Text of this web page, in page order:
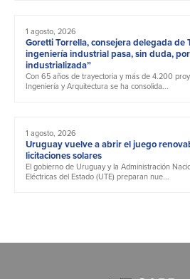
1 agosto, 2026
Goretti Torrella, consejera delegada de
ingeniería industrial pasa, sin duda,
industrializada”
Con 65 años de trayectoria y más de 4.200
Ingeniería y Arquitectura se ha consolida...
1 agosto, 2026
Uruguay vuelve a abrir el juego
licitaciones solares
El gobierno de Uruguay y la Administración
Eléctricas del Estado (UTE) preparan nue...